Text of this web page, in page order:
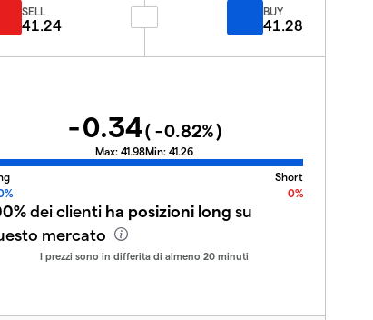
SELL
41.24
BUY
41.28
-0.34( -0.82%)
Max: 41.98Min: 41.26
Short
0%
dei clienti ha posizioni long su
mercato
I prezzi sono in differita di almeno 20 minuti